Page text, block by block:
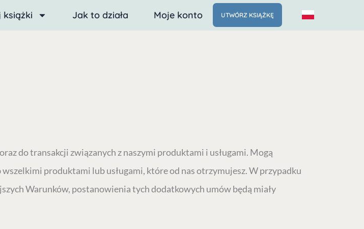
książki Jak to działa Moje konto UTWÓRZ KSIĄŻKĘ
do transakcji związanych z naszymi produktami i usługami. Mogą
produktami lub usługami, które od nas otrzymujesz. W przypadku
Warunków, postanowienia tych dodatkowych umów będą miały